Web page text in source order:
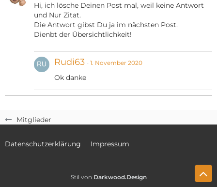
Mitglieder
Hi, ich lösche Deinen Post mal, weil keine Antwort
und Nur Zitat.
Die Antwort gibst Du ja im nächsten Post.
Dienbt der Übersichtlichkeit!
Rudi63 1. November 2020
Ok danke
Datenschutzerklärung Impressum
Stil von Darkwood.Design